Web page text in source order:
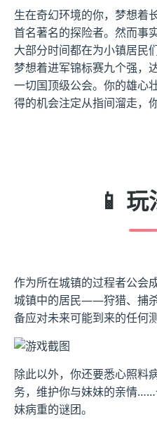
生在奇幻环境的你，梦想着
首名著名的探险者。然而
大部分时间都在为小镇居民
梦想着进军锦标赛九个强
一切国顶级公会。你的雄心
得的机会注定从指间溜走，
📱
作为所在城镇的过程者公会
城镇中的居民——狩猎、捕
备应对未来可能到来的任何测
除此以外，你还要悉心照料
务，维护你与妹妹的亲情
妹病重的谜团。